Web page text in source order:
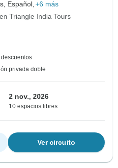
Español, +6 más
Triangle India Tours
privada doble
2 nov., 2026
10 espacios libres
Ver circuito